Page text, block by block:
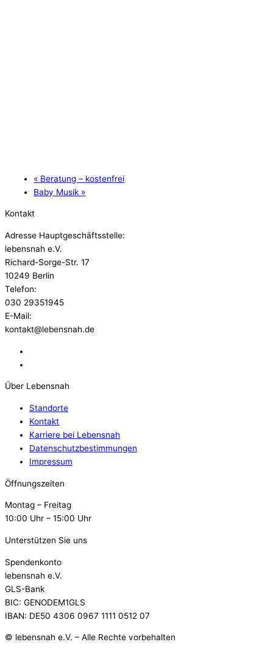
« Beratung – kostenfrei
Baby Musik »
Kontakt
Adresse Hauptgeschäftsstelle:
lebensnah e.V.
Richard-Sorge-Str. 17
10249 Berlin
Telefon:
030 29351945
E-Mail:
kontakt@lebensnah.de
Über Lebensnah
Standorte
Kontakt
Karriere bei Lebensnah
Datenschutzbestimmungen
Impressum
Öffnungszeiten
Montag – Freitag
10:00 Uhr – 15:00 Uhr
Unterstützen Sie uns
Spendenkonto
lebensnah e.V.
GLS-Bank
BIC: GENODEM1GLS
IBAN: DE50 4306 0967 1111 0512 07
© lebensnah e.V. – Alle Rechte vorbehalten